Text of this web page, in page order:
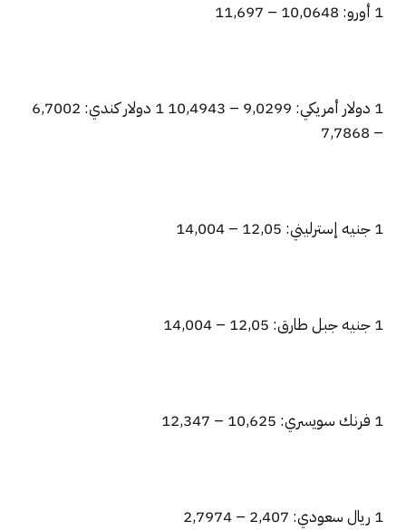
1 أورو: 10,0648 – 11,697
1 دولار أمريكي: 9,0299 – 10,4943 1 دولار كندي: 6,7002
– 7,7868
1 جنيه إسترليني: 12,05 – 14,004
1 جنيه جبل طارق: 12,05 – 14,004
1 فرنك سويسري: 10,625 – 12,347
1 ريال سعودي: 2,407 – 2,7974